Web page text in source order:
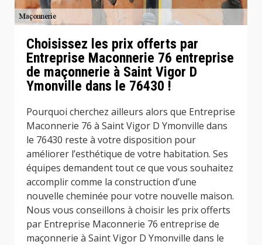
Choisissez les prix offerts par
Entreprise Maconnerie 76 entreprise
de maçonnerie à Saint Vigor D
Ymonville dans le 76430 !
Pourquoi cherchez ailleurs alors que Entreprise
Maconnerie 76 à Saint Vigor D Ymonville dans
le 76430 reste à votre disposition pour
améliorer l’esthétique de votre habitation. Ses
équipes demandent tout ce que vous souhaitez
accomplir comme la construction d’une
nouvelle cheminée pour votre nouvelle maison.
Nous vous conseillons à choisir les prix offerts
par Entreprise Maconnerie 76 entreprise de
maçonnerie à Saint Vigor D Ymonville dans le